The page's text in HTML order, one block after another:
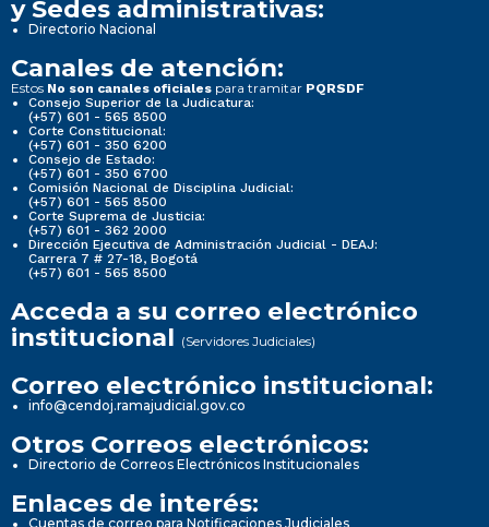
y Sedes administrativas:
Directorio Nacional
Canales de atención:
Estos No son canales oficiales para tramitar PQRSDF
Consejo Superior de la Judicatura:
(+57) 601 - 565 8500
Corte Constitucional:
(+57) 601 - 350 6200
Consejo de Estado:
(+57) 601 - 350 6700
Comisión Nacional de Disciplina Judicial:
(+57) 601 - 565 8500
Corte Suprema de Justicia:
(+57) 601 - 362 2000
Dirección Ejecutiva de Administración Judicial - DEAJ:
Carrera 7 # 27-18, Bogotá
(+57) 601 - 565 8500
Acceda a su correo electrónico
institucional (Servidores Judiciales)
Correo electrónico institucional:
info@cendoj.ramajudicial.gov.co
Otros Correos electrónicos:
Directorio de Correos Electrónicos Institucionales
Enlaces de interés:
Cuentas de correo para Notificaciones Judiciales